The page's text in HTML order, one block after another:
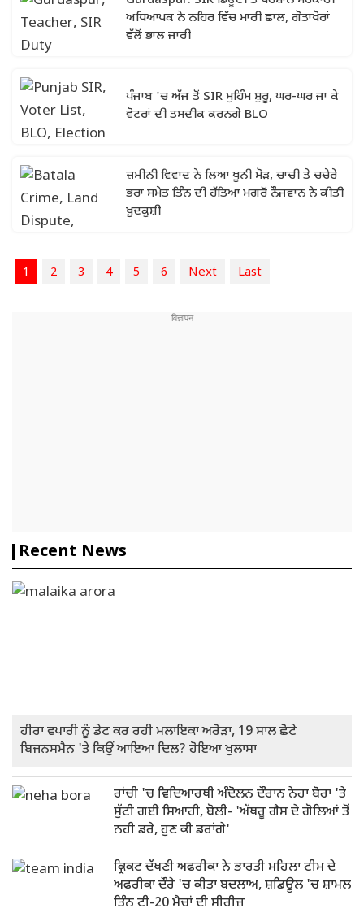
ਅਧਿਆਪਕ ਨੇ ਨਹਿਰ ਵਿੱਚ ਮਾਰੀ ਛਾਲ, ਗੋਤਾਖੋਰਾਂ
ਵੱਲੋਂ ਭਾਲ ਜਾਰੀ
ਪੰਜਾਬ 'ਚ ਅੱਜ ਤੋਂ SIR ਮੁਹਿੰਮ ਸ਼ੁਰੂ, ਘਰ-ਘਰ ਜਾ ਕੇ
ਵੋਟਰਾਂ ਦੀ ਤਸਦੀਕ ਕਰਨਗੇ BLO
ਜ਼ਮੀਨੀ ਵਿਵਾਦ ਨੇ ਲਿਆ ਖੂਨੀ ਮੋੜ, ਚਾਚੀ ਤੇ ਚਚੇਰੇ
ਭਰਾ ਸਮੇਤ ਤਿੰਨ ਦੀ ਹੱਤਿਆ ਮਗਰੋਂ ਨੌਜਵਾਨ ਨੇ ਕੀਤੀ
ਖ਼ੁਦਕੁਸ਼ੀ
1 2 3 4 5 6 Next Last
Recent News
ਹੀਰਾ ਵਪਾਰੀ ਨੂੰ ਡੇਟ ਕਰ ਰਹੀ ਮਲਾਇਕਾ ਅਰੋੜਾ, 19 ਸਾਲ ਛੋਟੇ
ਬਿਜਨਸਮੈਨ 'ਤੇ ਕਿਉਂ ਆਇਆ ਦਿਲ? ਹੋਇਆ ਖੁਲਾਸਾ
ਰਾਂਚੀ 'ਚ ਵਿਦਿਆਰਥੀ ਅੰਦੋਲਨ ਦੌਰਾਨ ਨੇਹਾ ਬੋਰਾ 'ਤੇ
ਸੁੱਟੀ ਗਈ ਸਿਆਹੀ, ਬੋਲੀ- 'ਅੱਥਰੂ ਗੈਸ ਦੇ ਗੋਲਿਆਂ ਤੋਂ
ਨਹੀ ਡਰੇ, ਹੁਣ ਕੀ ਡਰਾਂਗੇ'
ਕ੍ਰਿਕਟ ਦੱਖਣੀ ਅਫਰੀਕਾ ਨੇ ਭਾਰਤੀ ਮਹਿਲਾ ਟੀਮ ਦੇ
ਅਫਰੀਕਾ ਦੌਰੇ 'ਚ ਕੀਤਾ ਬਦਲਾਅ, ਸ਼ਡਿਊਲ 'ਚ ਸ਼ਾਮਲ
ਤਿੰਨ ਟੀ-20 ਮੈਚਾਂ ਦੀ ਸੀਰੀਜ਼